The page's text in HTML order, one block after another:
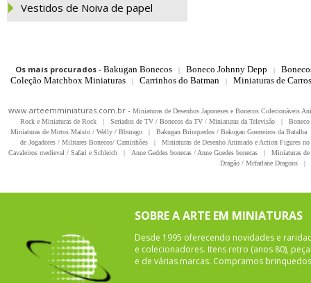
Vestidos de Noiva de papel
Os mais procurados- Bakugan Bonecos | Boneco Johnny Depp |
Coleção Matchbox Miniaturas
| Carrinhos do Batman | Miniaturas de
www.arteemminiaturas.com.br - Miniaturas de Desenhos Japoneses e Bonecos Colecionáveis
Rock e Miniaturas de Rock
| Seriados de TV / Bonecos da TV / Miniaturas da Televisão |
Miniaturas de Motos Maisto / Welly / Bburago
| Bakugan Brinquedos / Bakugan Guerreiros da Batalha
de Jogadores / Militares Bonecos/ Caminhões
|
Miniaturas de Desenho Animado e Action Figures
Cavaleiros medieval / Safari e Schleich
| Anne Geddes bonecas / Anne Guedes bonecas |
Miniaturas
Dragão / Mcfarlane Dragons
|
SOBRE A ARTE EM MINIATURAS
Desde 1995 oferecendo novidades e
e colecionadores. Itens retro (anos 80),
e de várias marcas. Compramos